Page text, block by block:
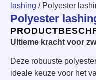
lashing / Polyester
Polyester
Ultieme kracht voor
Deze robuuste
ideale keuze voor het